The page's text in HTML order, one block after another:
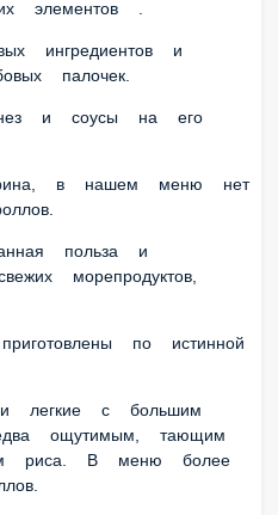
на его основе.
в нашем меню нет жареных и
и неповторимые
овощей и фруктов.
по истинной
с большим количеством
во рту, тончайшим
премиум роллов.
4 года. Наша сеть
работает в
и других городах
к нам и стать
уже сегодня!